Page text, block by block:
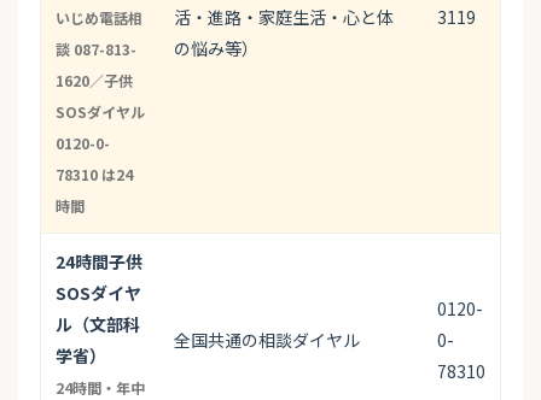
いじめ電話相
談 087-813-
1620／子供
SOSダイヤル
0120-0-
78310 は24
時間
活・進路・家庭生活・心と体
の悩み等）
3119
24時間子供
SOSダイヤ
ル（文部科
学省）
24時間・年中
全国共通の相談ダイヤル
0120-
0-
78310